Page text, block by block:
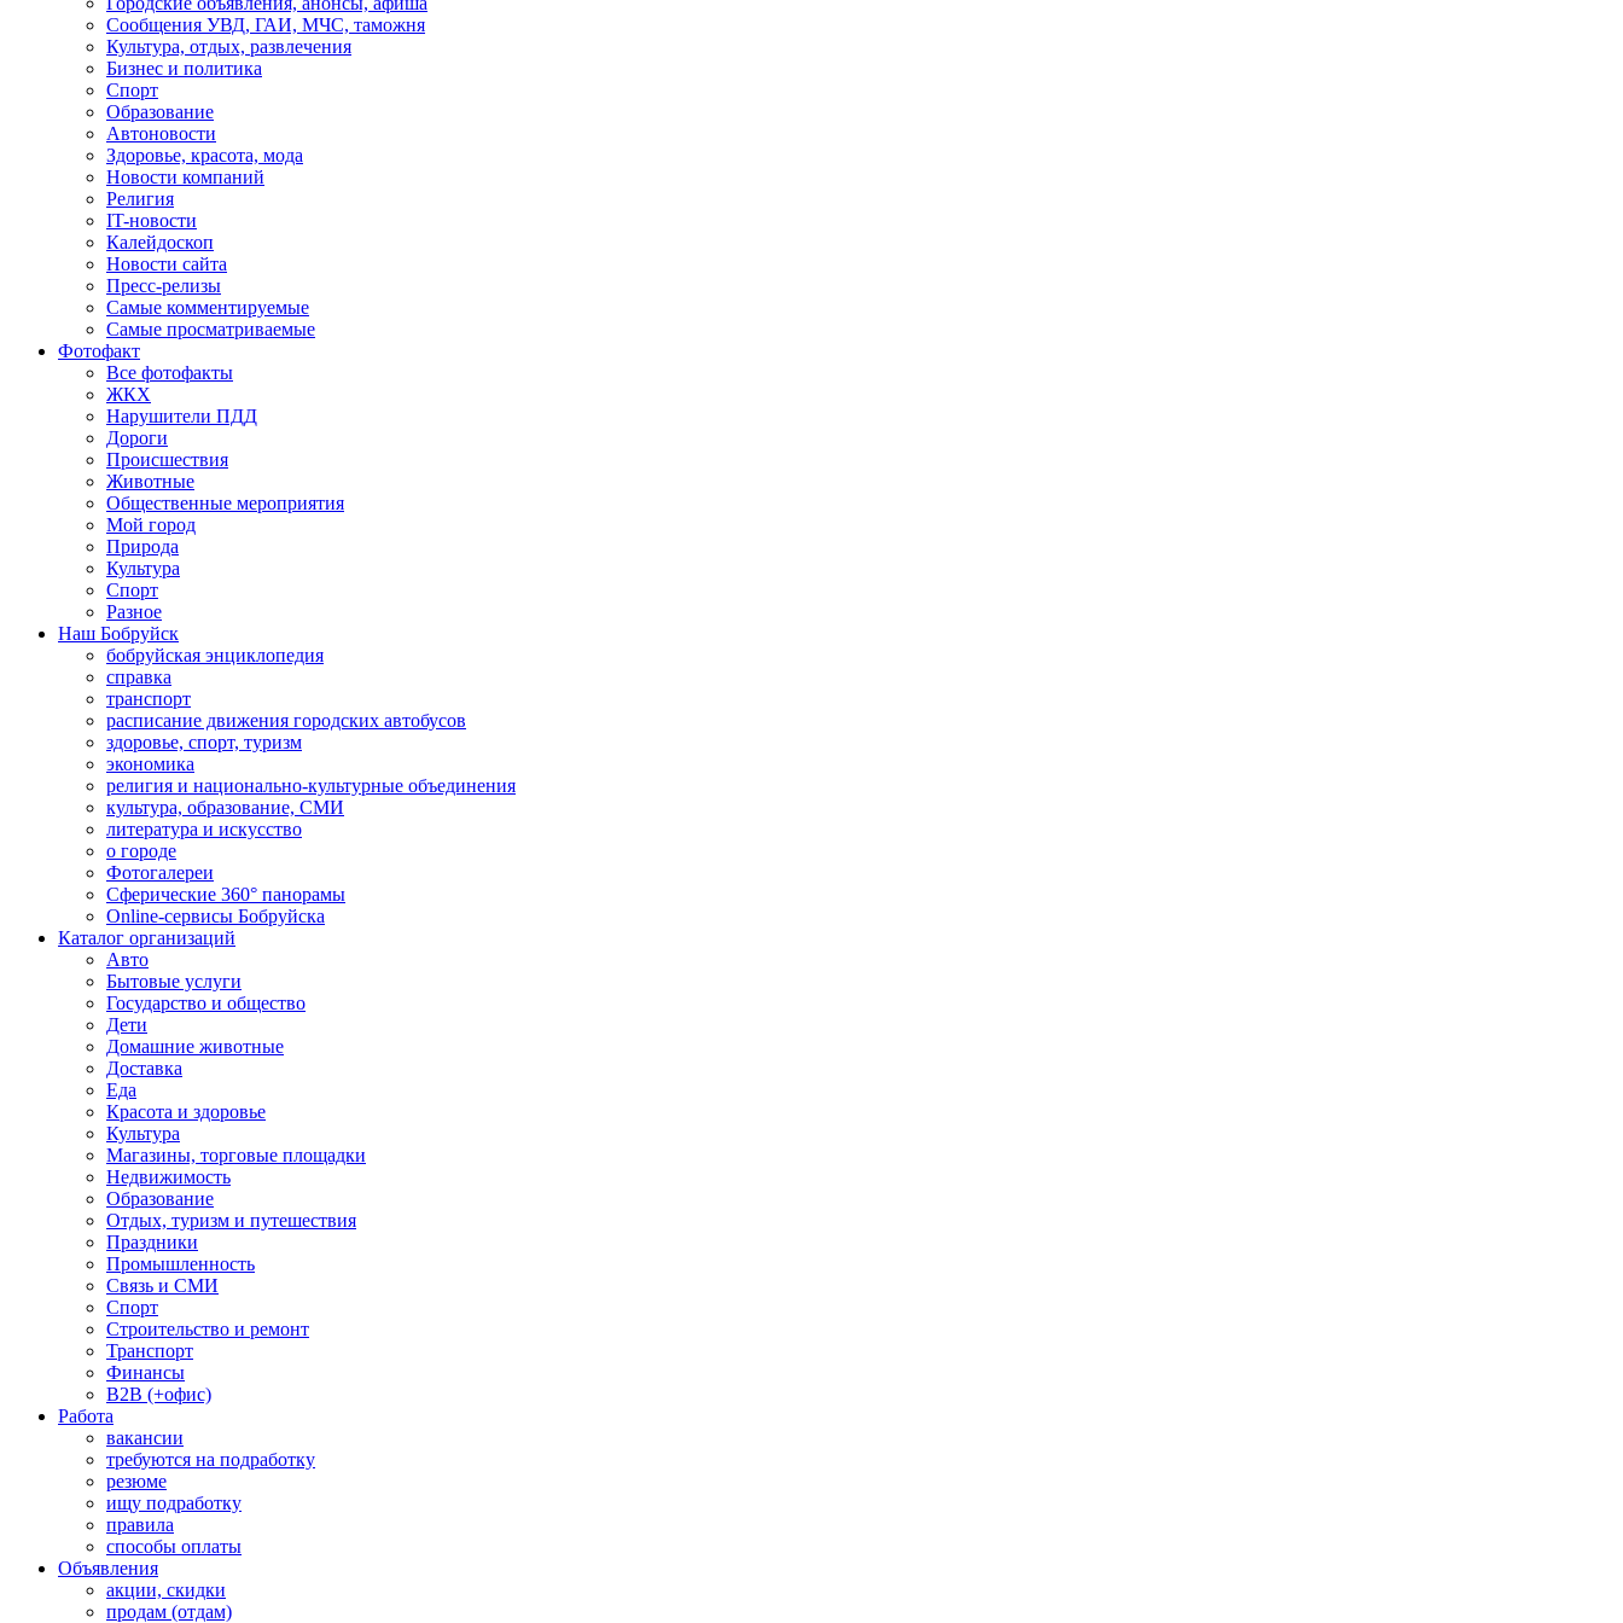
Сообщения УВД, ГАИ, МЧС, таможня
Культура, отдых, развлечения
Бизнес и политика
Спорт
Образование
Автоновости
Здоровье, красота, мода
Новости компаний
Религия
IT-новости
Калейдоскоп
Новости сайта
Пресс-релизы
Самые комментируемые
Самые просматриваемые
Фотофакт
Все фотофакты
ЖКХ
Нарушители ПДД
Дороги
Происшествия
Животные
Общественные мероприятия
Мой город
Природа
Культура
Спорт
Разное
Наш Бобруйск
бобруйская энциклопедия
справка
транспорт
расписание движения городских автобусов
здоровье, спорт, туризм
экономика
религия и национально-культурные объединения
культура, образование, СМИ
литература и искусство
о городе
Фотогалереи
Сферические 360° панорамы
Online-сервисы Бобруйска
Каталог организаций
Авто
Бытовые услуги
Государство и общество
Дети
Домашние животные
Доставка
Еда
Красота и здоровье
Культура
Магазины, торговые площадки
Недвижимость
Образование
Отдых, туризм и путешествия
Праздники
Промышленность
Связь и СМИ
Спорт
Строительство и ремонт
Транспорт
Финансы
B2B (+офис)
Работа
вакансии
требуются на подработку
резюме
ищу подработку
правила
способы оплаты
Объявления
акции, скидки
продам (отдам)